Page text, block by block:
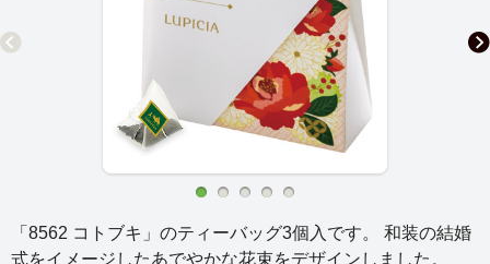
「8562 コトブキ」のティーバッグ3個入です。 和装の結婚
式をイメージしたあでやかな花束をデザインしました。